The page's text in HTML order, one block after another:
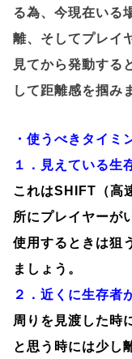
る為、今現在いる
離、そしてプレイ
見てから発動する
して距離感を掴み
・使うべきタイミ
１．見えている生
これはSHIFT（高
所にプレイヤーが
使用するときは狙
ましょう。
２．近くに生存者
周りを見渡した時
と思う時には少し